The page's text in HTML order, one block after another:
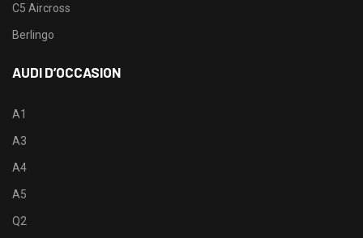
C5 Aircross
Berlingo
AUDI D’OCCASION
A1
A3
A4
A5
Q2